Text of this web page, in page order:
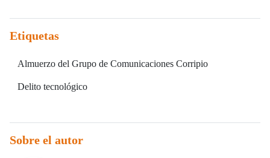
Etiquetas
Almuerzo del Grupo de Comunicaciones Corripio
Delito tecnológico
Sobre el autor